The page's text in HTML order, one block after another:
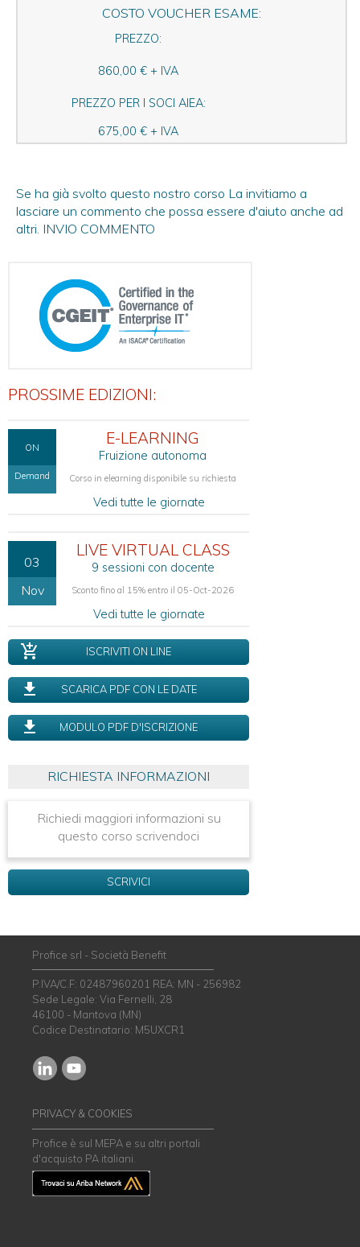
COSTO VOUCHER ESAME:
PREZZO:
860,00 € + IVA
PREZZO PER I SOCI AIEA:
675,00 € + IVA
Se ha già svolto questo nostro corso La invitiamo a
lasciare un commento che possa essere d'aiuto anche ad
altri. INVIO COMMENTO
PROSSIME EDIZIONI:
ON
Demand
E-LEARNING
Fruizione autonoma
Corso in elearning disponibile su richiesta
Vedi tutte le giornate
03
Nov
LIVE VIRTUAL CLASS
9 sessioni con docente
Sconto fino al 15% entro il 05-Oct-2026
Vedi tutte le giornate
ISCRIVITI ON LINE
SCARICA PDF CON LE DATE
MODULO PDF D'ISCRIZIONE
RICHIESTA INFORMAZIONI
Richiedi maggiori informazioni su
questo corso scrivendoci
SCRIVICI
Profice srl - Società Benefit
P.IVA/C.F: 02487960201 REA: MN - 256982
Sede Legale: Via Fernelli, 28
46100 - Mantova (MN)
Codice Destinatario: M5UXCR1
PRIVACY & COOKIES
Profice è sul MEPA e su altri portali
d'acquisto PA italiani.